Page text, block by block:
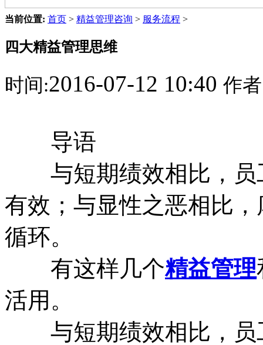
当前位置: 首页 > 精益管理咨询 > 服务流程 >
四大精益管理思维
时间:2016-07-12 10:40 作
导语
与短期绩效相比，员
有效；与显性之恶相比
循环。
有这样几个精益管理
活用。
与短期绩效相比，员